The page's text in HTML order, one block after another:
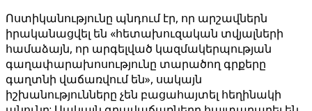
Ոստիկանությունը պնդում էր, որ արշավներն
իրականացվել են «հետախուզական տվյալների
համաձայն, որ արգելված կազմակերպության
գաղափարախոսությունը տարածող գրքերը
գաղտնի վաճառվում են», սակայն
իշխանությունները չեն բացահայտել հեղինակի